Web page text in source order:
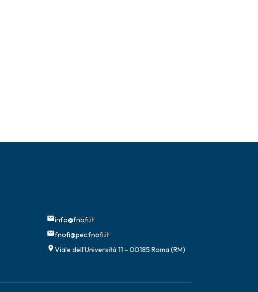
info@fnofi.it
fnofi@pec.fnofi.it
Viale dell'Università 11 - 00185 Roma (RM)